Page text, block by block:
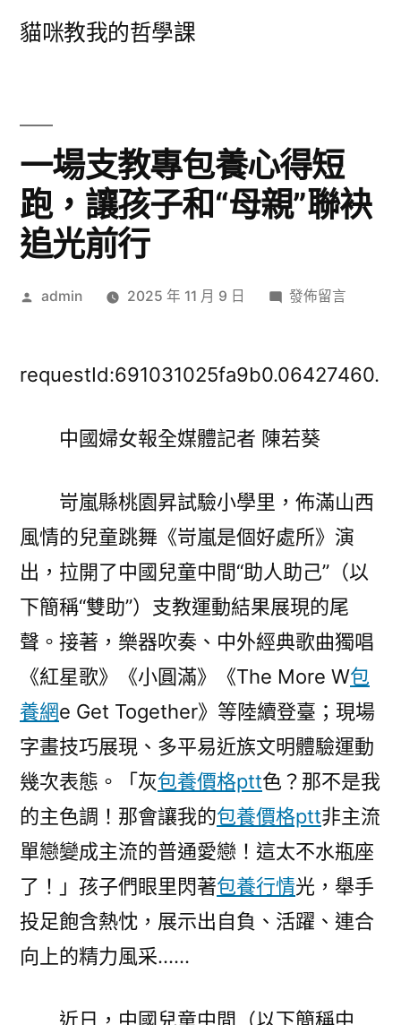
貓咪教我的哲學課
一場支教專包養心得短
跑，讓孩子和“母親”聯袂
追光前行
作
admin 2025 年 11 月 9 日
在
支
包
心
短
跑，
讓
孩
子
和
親”
聯
袂
光
前
行〉
發佈留言
requestId:691031025fa9b0.06427460.
中國婦女報全媒體記者 陳若葵
岢嵐縣桃園昇試驗小學里，佈滿山西
風情的兒童跳舞《岢嵐是個好處所》演
出，拉開了中國兒童中間“助人助己”（以
下簡稱“雙助”）支教運動結果展現的尾
聲。接著，樂器吹奏、中外經典歌曲獨唱
《紅星歌》《小圓滿》《The More W包
養網e Get Together》等陸續登臺；現場
字畫技巧展現、多平易近族文明體驗運動
幾次表態。「灰包養價格ptt色？那不是我
的主色調！那會讓我的包養價格ptt非主流
單戀變成主流的普通愛戀！這太不水瓶座
了！」孩子們眼里閃著包養行情光，舉手
投足飽含熱忱，展示出自負、活躍、連合
向上的精力風采……
近日，中國兒童中間（以下簡稱中